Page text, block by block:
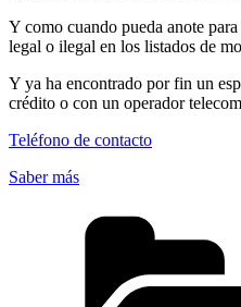
Y como cuando pueda anote
legal o ilegal en los listados de
Y ya ha encontrado por fin un
crédito o con un operador
Teléfono de contacto
Saber más